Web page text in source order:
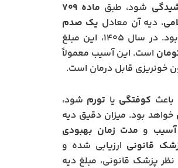
شود، طبق
ماده ۷۰۹
، دیه آن معادل یک صدم
خواهد بود. در سال ۱۴۰۵، این مبلغ
است. این آسیب معمولاً
قابل درمان است.
کوفتگی یا تورم شود،
خواهد بود. میزان دقیق دیه
و مدت زمان بهبودی
قانونی ارزیابی شده و
پزشک قانونی، مبلغ دیه